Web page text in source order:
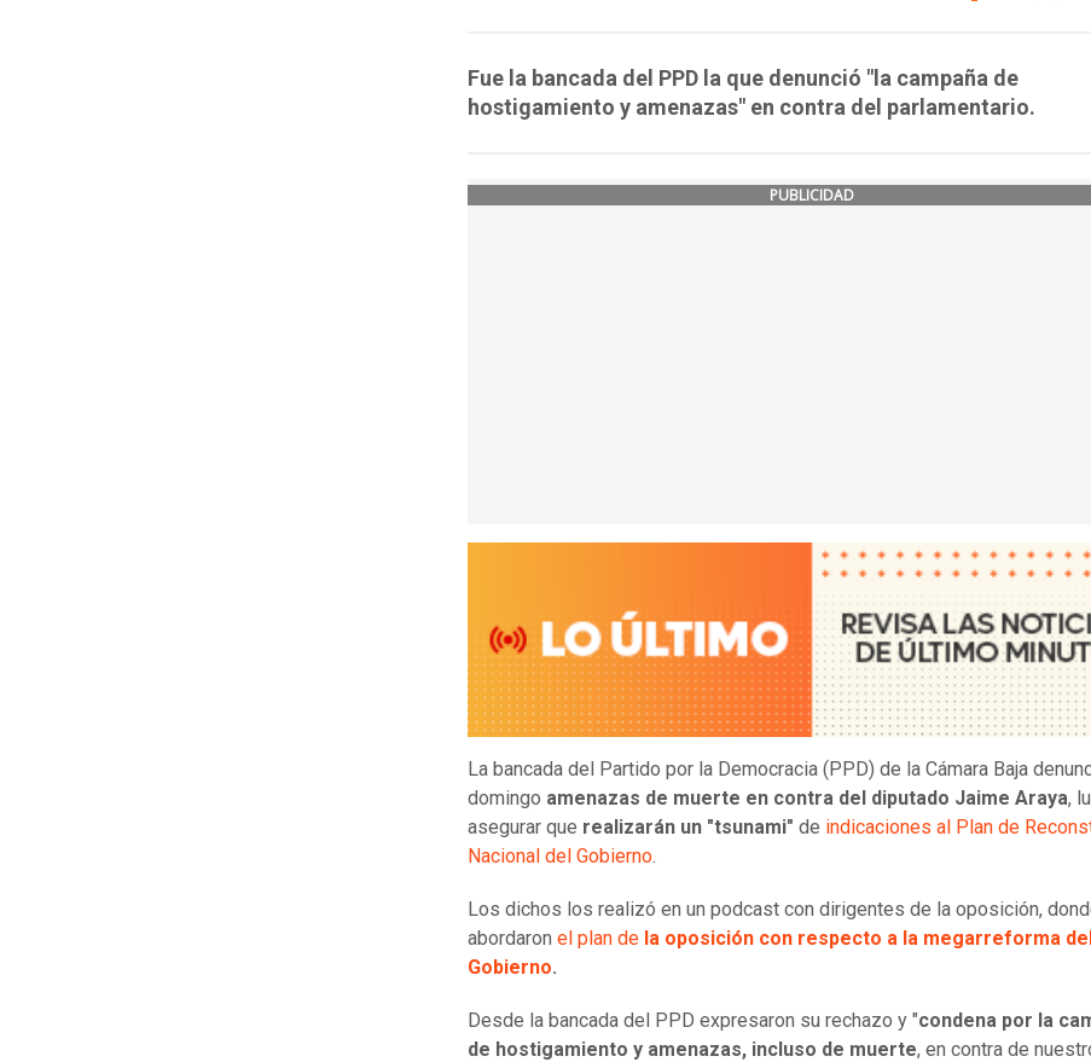
Fue la bancada del PPD la que denunció "la campaña de
hostigamiento y amenazas" en contra del parlamentario.
PUBLICIDAD
La bancada del Partido por la Democracia (PPD) de la Cámara Baja
domingo amenazas de muerte en contra del diputado Jaime Araya,
asegurar que realizarán un "tsunami" de indicaciones al Plan de
Nacional del Gobierno.
Los dichos los realizó en un podcast con dirigentes de la oposición,
abordaron el plan de la oposición con respecto a la megarreforma
Gobierno.
Desde la bancada del PPD expresaron su rechazo y "condena por la
de hostigamiento y amenazas, incluso de muerte, en contra de